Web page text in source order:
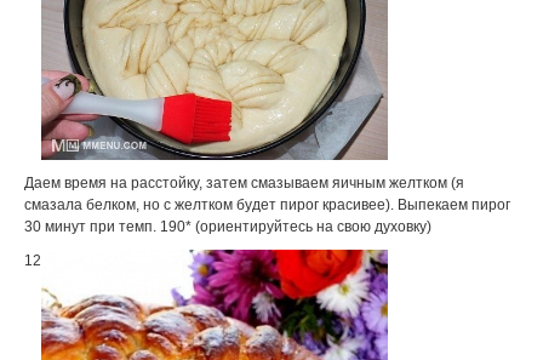
Даем время на расстойку, затем смазываем яичным желтком (я
смазала белком, но с желтком будет пирог красивее). Выпекаем пирог
30 минут при темп. 190* (ориентируйтесь на свою духовку)
12